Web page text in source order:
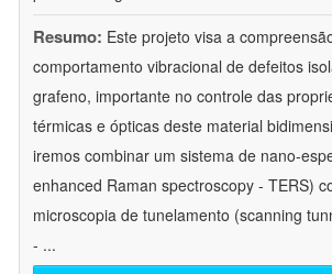
Resumo: Este projeto visa a
comportamento vibracional de defeitos
grafeno, importante no controle das
térmicas e ópticas deste material
iremos combinar um sistema de nano-
enhanced Raman spectroscopy - TERS)
microscopia de tunelamento (scanning
- ...